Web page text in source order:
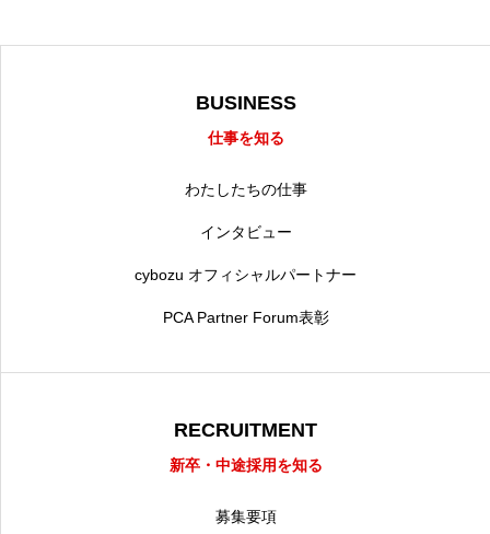
BUSINESS
仕事を知る
わたしたちの仕事
インタビュー
cybozu オフィシャルパートナー
PCA Partner Forum表彰
RECRUITMENT
新卒・中途採用を知る
募集要項